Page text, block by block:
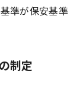
準が保安基準
制定